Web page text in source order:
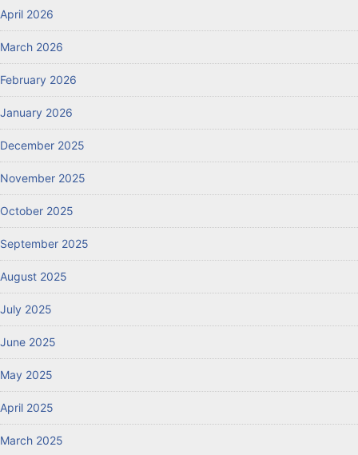
April 2026
March 2026
February 2026
January 2026
December 2025
November 2025
October 2025
September 2025
August 2025
July 2025
June 2025
May 2025
April 2025
March 2025